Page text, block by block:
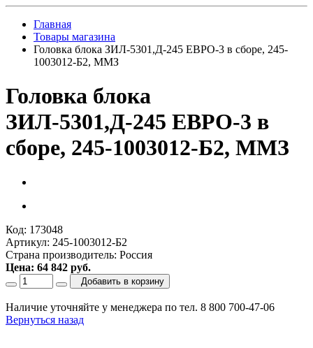
Главная
Товары магазина
Головка блока ЗИЛ-5301,Д-245 ЕВРО-3 в сборе, 245-
1003012-Б2, ММЗ
Головка блока
ЗИЛ-5301,Д-245 ЕВРО-3 в
сборе, 245-1003012-Б2, ММЗ
Код: 173048
Артикул: 245-1003012-Б2
Страна производитель: Россия
Цена: 64 842 руб.
Добавить в корзину
Наличие уточняйте у менеджера по тел. 8 800 700-47-06
Вернуться назад